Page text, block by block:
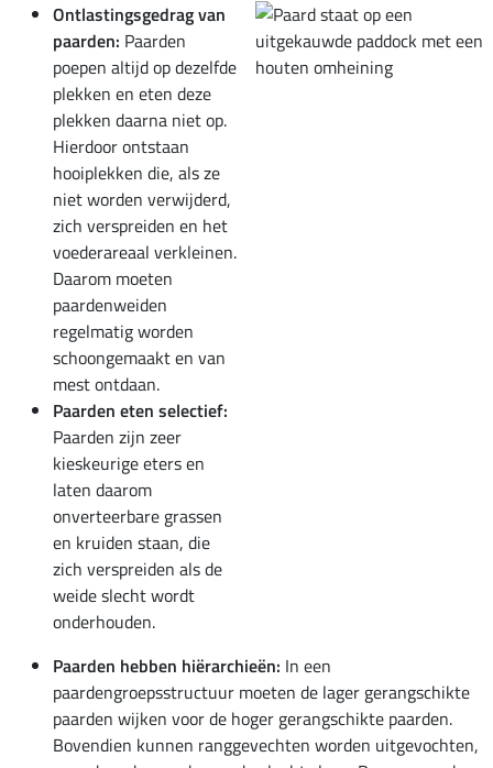
Ontlastingsgedrag van
paarden: Paarden
poepen altijd op dezelfde
plekken en eten deze
plekken daarna niet op.
Hierdoor ontstaan
hooiplekken die, als ze
niet worden verwijderd,
zich verspreiden en het
voederareaal verkleinen.
Daarom moeten
paardenweiden
regelmatig worden
schoongemaakt en van
mest ontdaan.
Paarden eten selectief:
Paarden zijn zeer
kieskeurige eters en
laten daarom
onverteerbare grassen
en kruiden staan, die
zich verspreiden als de
weide slecht wordt
onderhouden.
Paarden hebben hiërarchieën: In een
paardengroepsstructuur moeten de lager gerangschikte
paarden wijken voor de hoger gerangschikte paarden.
Bovendien kunnen ranggevechten worden uitgevochten,